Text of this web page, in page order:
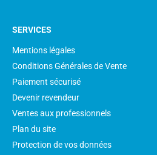
SERVICES
Mentions légales
Conditions Générales de Vente
Paiement sécurisé
Devenir revendeur
Ventes aux professionnels
Plan du site
Protection de vos données